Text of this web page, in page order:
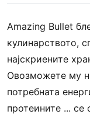
Amazing Bullet
кулинарството,
најскриените
Овозможете му
потребната
протеините ... се